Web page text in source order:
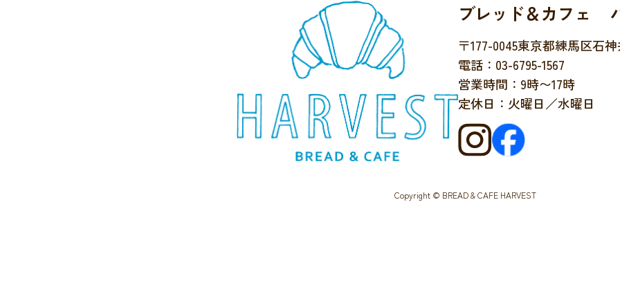
ブレッド＆カフェ
〒177-0045東京都練馬区石
電話：03-6795-1567
営業時間：9時〜17時
定休日：火曜日／水曜日
Copyright © BREAD & CAFE HARVEST